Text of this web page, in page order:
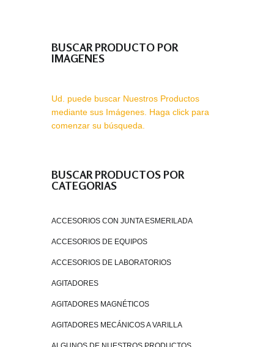
BUSCAR PRODUCTO POR
IMAGENES
Ud. puede buscar Nuestros Productos
mediante sus Imágenes. Haga click para
comenzar su búsqueda.
BUSCAR PRODUCTOS POR
CATEGORIAS
ACCESORIOS CON JUNTA ESMERILADA
ACCESORIOS DE EQUIPOS
ACCESORIOS DE LABORATORIOS
AGITADORES
AGITADORES MAGNÉTICOS
AGITADORES MECÁNICOS A VARILLA